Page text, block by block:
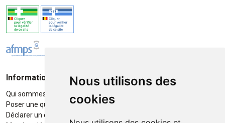
Nous utilisons des
cookies
Informations
Qui sommes-nous ?
Poser une question
Déclarer un effet indésirable
Moyens de paiement